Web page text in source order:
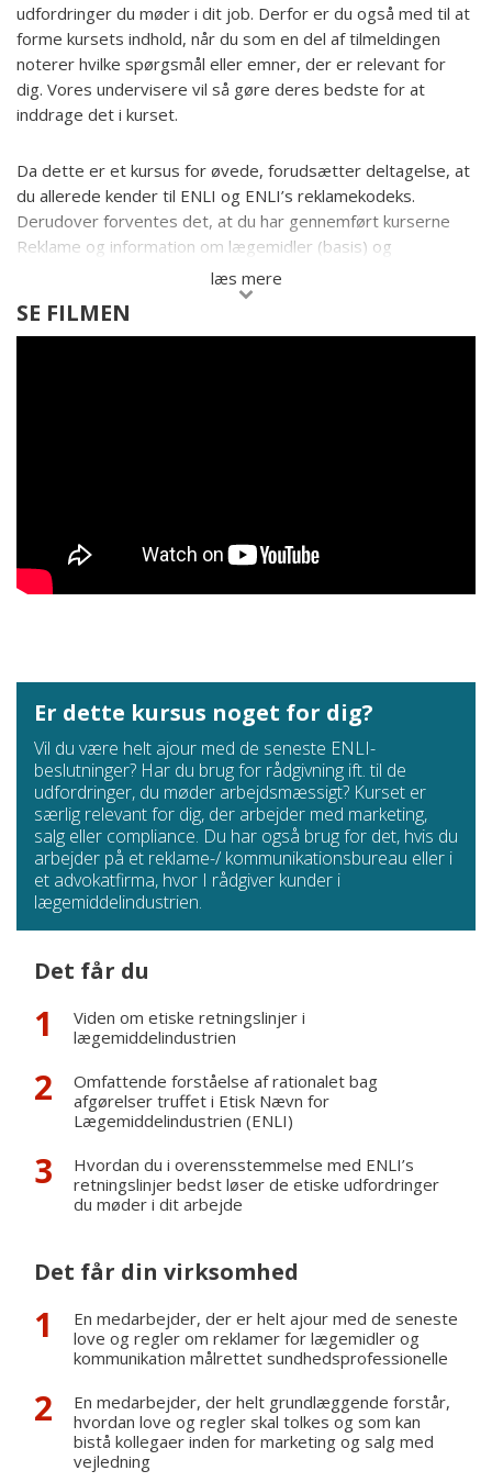
udfordringer du møder i dit job. Derfor er du også med til at
forme kursets indhold, når du som en del af tilmeldingen
noterer hvilke spørgsmål eller emner, der er relevant for
dig. Vores undervisere vil så gøre deres bedste for at
inddrage det i kurset.
Da dette er et kursus for øvede, forudsætter deltagelse, at
du allerede kender til ENLI og ENLI’s reklamekodeks.
Derudover forventes det, at du har gennemført kurserne
Reklame og information om lægemidler (basis) og
Interaktion med sundhedsprofessionelle (basis).
"Præsentationerne var klare og relevante
arbejder med markedsetik."
Atrium."
Ina Berger, Medical Operations Specialist Nordics, UCB
Nordic A/S
Keywords
Grænseområdet mellem reklame og information
Lægemiddelreklamer
Konferencer, træning og seminarer for
Møder og kommunikation med sundhedsprofessionelle
GEM INFORMATIONER TIL SENERE
læs mere
SE FILMEN
Er dette kursus noget for dig?
Vil du være helt ajour med de seneste ENLI-
beslutninger? Har du brug for rådgivning ift. til de
udfordringer, du møder arbejdsmæssigt? Kurset er
særlig relevant for dig, der arbejder med marketing,
salg eller compliance. Du har også brug for det, hvis du
arbejder på et reklame-/ kommunikationsbureau eller i
et advokatfirma, hvor I rådgiver kunder i
lægemiddelindustrien.
Det får du
Viden om etiske retningslinjer i
lægemiddelindustrien
Omfattende forståelse af rationalet bag
afgørelser truffet i Etisk Nævn for
Lægemiddelindustrien (ENLI)
Hvordan du i overensstemmelse med ENLI’s
retningslinjer bedst løser de etiske udfordringer
du møder i dit arbejde
Det får din virksomhed
En medarbejder, der er helt ajour med de seneste
love og regler om reklamer for lægemidler og
kommunikation målrettet sundhedsprofessionelle
En medarbejder, der helt grundlæggende forstår,
hvordan love og regler skal tolkes og som kan
bistå kollegaer inden for marketing og salg med
vejledning